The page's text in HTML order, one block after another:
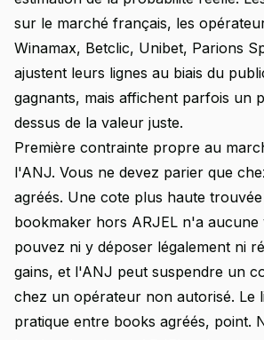
sur le marché français, les
Winamax, Betclic, Unibet, Parions
ajustent leurs lignes au biais du
gagnants, mais affichent parfois un
dessus de la valeur juste.
Première contrainte propre au
l'ANJ. Vous ne devez parier que
agréés. Une cote plus haute
bookmaker hors ARJEL n'a aucune
pouvez ni y déposer légalement ni
gains, et l'ANJ peut suspendre un
chez un opérateur non autorisé. Le
pratique entre books agréés, point.